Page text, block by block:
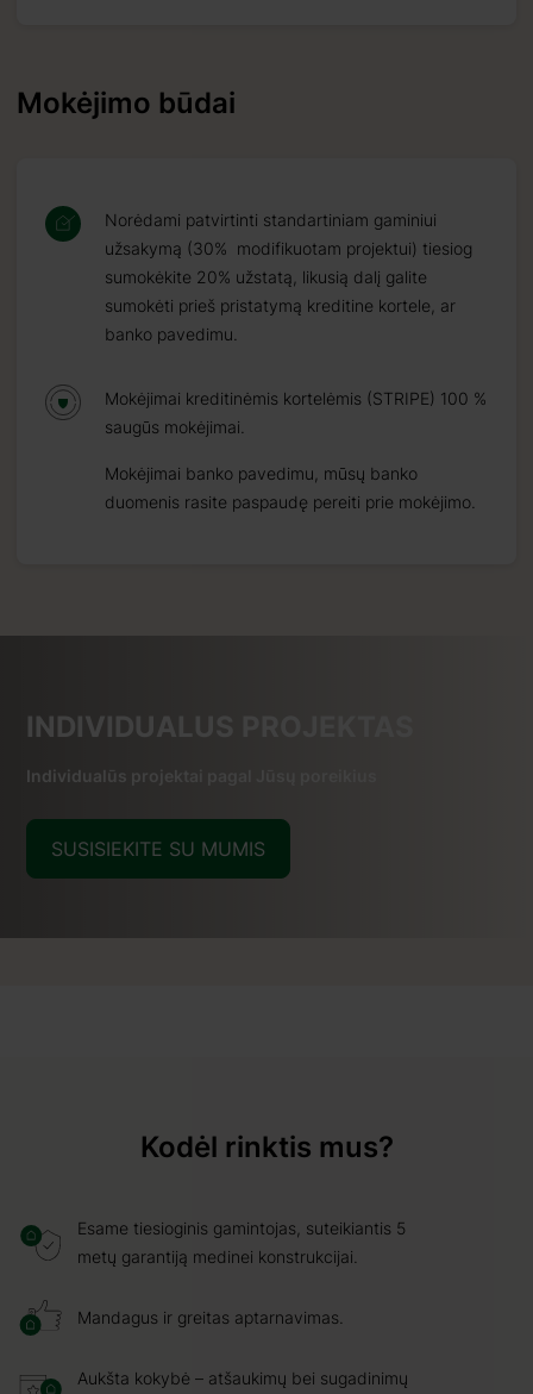
Mokėjimo būdai
Norėdami patvirtinti standartiniam gaminiui
užsakymą (30% modifikuotam projektui) tiesiog
sumokėkite 20% užstatą, likusią dalį galite
sumokėti prieš pristatymą kreditine kortele, ar
banko pavedimu.
Mokėjimai kreditinėmis kortelėmis (STRIPE) 100 %
saugūs mokėjimai.
Mokėjimai banko pavedimu, mūsų banko
duomenis rasite paspaudę pereiti prie mokėjimo.
INDIVIDUALUS PROJEKTAS
Individualūs projektai pagal Jūsų poreikius
SUSISIEKITE SU MUMIS
Kodėl rinktis mus?
Esame tiesioginis gamintojas, suteikiantis 5
metų garantiją medinei konstrukcijai.
Mandagus ir greitas aptarnavimas.
Aukšta kokybė – atšaukimų bei sugadinimų